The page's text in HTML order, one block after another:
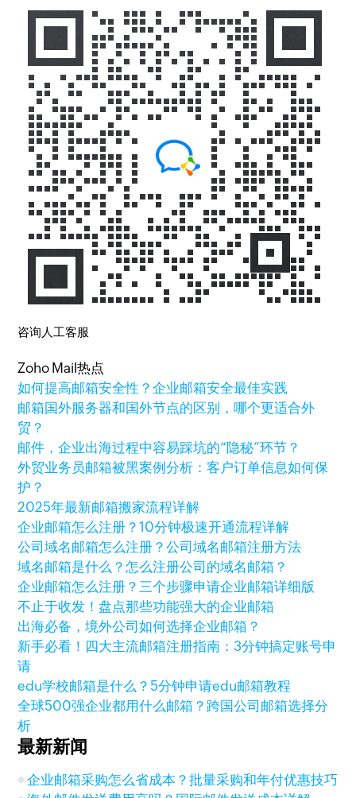
咨询人工客服
Zoho Mail热点
如何提高邮箱安全性？企业邮箱安全最佳实践
邮箱国外服务器和国外节点的区别，哪个更适合外
贸？
邮件，企业出海过程中容易踩坑的“隐秘”环节？
外贸业务员邮箱被黑案例分析：客户订单信息如何保
护？
2025年最新邮箱搬家流程详解
企业邮箱怎么注册？10分钟极速开通流程详解
公司域名邮箱怎么注册？公司域名邮箱注册方法
域名邮箱是什么？怎么注册公司的域名邮箱？
企业邮箱怎么注册？三个步骤申请企业邮箱详细版
不止于收发！盘点那些功能强大的企业邮箱
出海必备，境外公司如何选择企业邮箱？
新手必看！四大主流邮箱注册指南：3分钟搞定账号申
请
edu学校邮箱是什么？5分钟申请edu邮箱教程
全球500强企业都用什么邮箱？跨国公司邮箱选择分
析
最新新闻
企业邮箱采购怎么省成本？批量采购和年付优惠技巧